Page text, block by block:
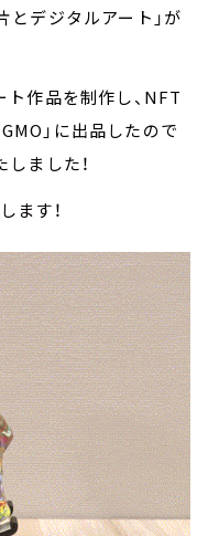
とデジタルアート」が
作品を制作し、NFT
」に出品したので
ました！
ます！